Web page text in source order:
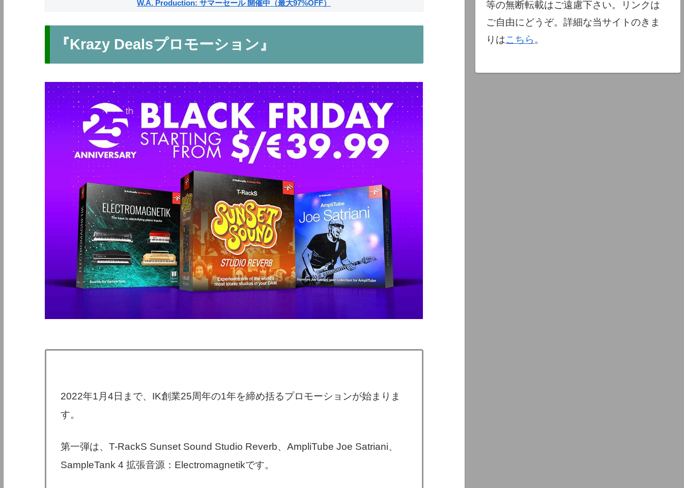
W.A. Production: サマーセール 開催中（最大97%OFF）
『Krazy Dealsプロモーション』
2022年1月4日まで、IK創業25周年の1年を締め括るプロモーションが始まりま
す。
第一弾は、T-RackS Sunset Sound Studio Reverb、AmpliTube Joe Satriani、
SampleTank 4 拡張音源：Electromagnetikです。
等の無断転載はご遠慮下さい。リンクは
ご自由にどうぞ。詳細な当サイトのきま
りはこちら 。